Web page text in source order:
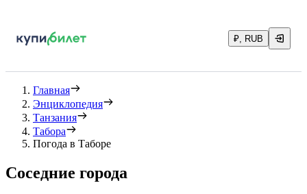
₽, RUB
Главная
Энциклопедия
Танзания
Табора
Погода в Таборе
Соседние города